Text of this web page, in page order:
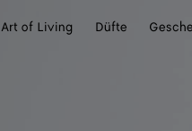
Art of Living Düfte